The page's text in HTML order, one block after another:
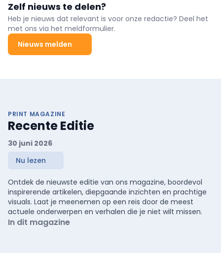
Zelf nieuws te delen?
Heb je nieuws dat relevant is voor onze redactie? Deel het
met ons via het meldformulier.
Nieuws melden
PRINT MAGAZINE
Recente Editie
30 juni 2026
Nu lezen
Ontdek de nieuwste editie van ons magazine, boordevol
inspirerende artikelen, diepgaande inzichten en prachtige
visuals. Laat je meenemen op een reis door de meest
actuele onderwerpen en verhalen die je niet wilt missen.
In dit magazine